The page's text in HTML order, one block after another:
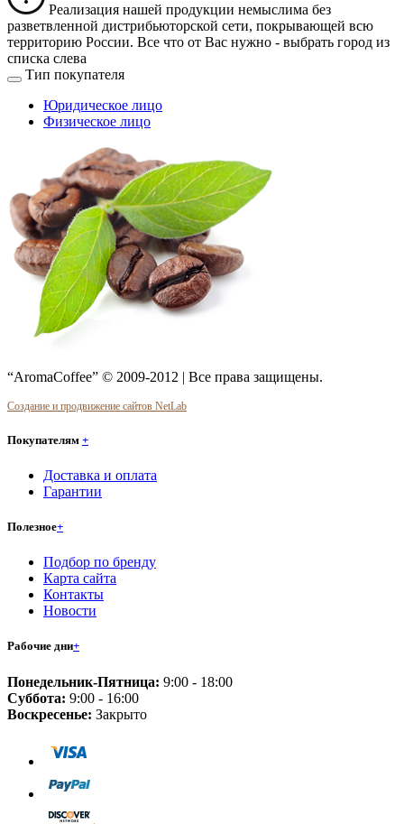
Реализация нашей продукции немыслима без
разветвленной дистрибьюторской сети, покрывающей всю
территорию России. Все что от Вас нужно - выбрать город из
списка слева
Тип покупателя
Юридическое лицо
Физическое лицо
“AromaCoffee” © 2009-2012 | Все права защищены.
Создание и продвижение сайтов NetLab
Покупателям +
Доставка и оплата
Гарантии
Полезное+
Подбор по бренду
Карта сайта
Контакты
Новости
Рабочие дни+
Понедельник-Пятница: 9:00 - 18:00
Суббота: 9:00 - 16:00
Воскресенье: Закрыто